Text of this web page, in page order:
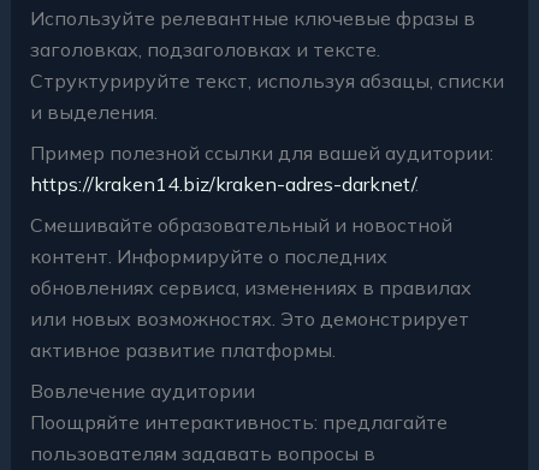
Используйте релевантные ключевые фразы в
заголовках, подзаголовках и тексте.
Структурируйте текст, используя абзацы, списки
и выделения.
Пример полезной ссылки для вашей аудитории:
https://kraken14.biz/kraken-adres-darknet/.
Смешивайте образовательный и новостной
контент. Информируйте о последних
обновлениях сервиса, изменениях в правилах
или новых возможностях. Это демонстрирует
активное развитие платформы.
Вовлечение аудитории
Поощряйте интерактивность: предлагайте
пользователям задавать вопросы в